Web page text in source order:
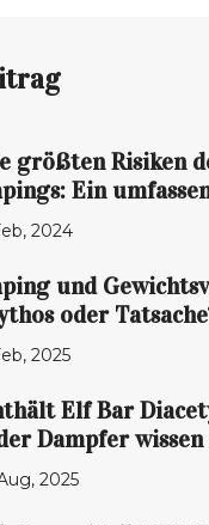
größten Risiken
Ein
2024
und
oder
2025
Elf Bar
Dampfer
2025